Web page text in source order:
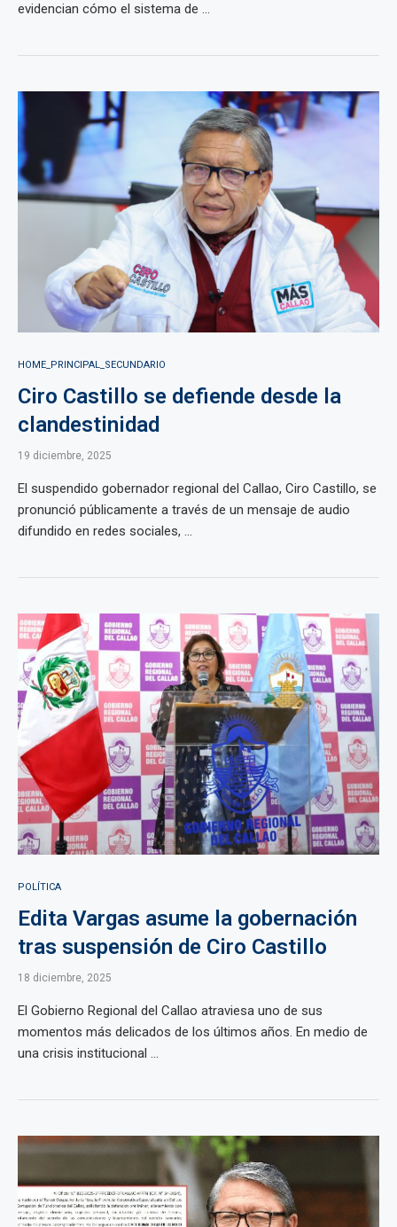
evidencian cómo el sistema de ...
HOME_PRINCIPAL_SECUNDARIO
Ciro Castillo se defiende desde la
clandestinidad
19 diciembre, 2025
El suspendido gobernador regional del Callao, Ciro Castillo, se
pronunció públicamente a través de un mensaje de audio
difundido en redes sociales, ...
POLÍTICA
Edita Vargas asume la gobernación
tras suspensión de Ciro Castillo
18 diciembre, 2025
El Gobierno Regional del Callao atraviesa uno de sus
momentos más delicados de los últimos años. En medio de
una crisis institucional ...